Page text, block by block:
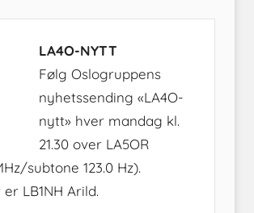
LA4O-NYTT
Følg Oslogruppens
nyhetssending «LA4O-
nytt» hver mandag kl.
21.30 over LA5OR
subtone 123.0 Hz).
LB1NH Arild.